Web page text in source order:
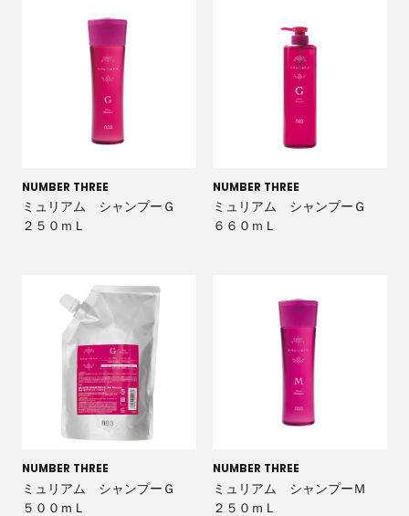
NUMBER THREE
ミュリアム シャンプーＧ
２５０ｍＬ
NUMBER THREE
ミュリアム シャンプーＧ
６６０ｍＬ
NUMBER THREE
ミュリアム シャンプーＧ
５００ｍＬ
NUMBER THREE
ミュリアム シャンプーＭ
２５０ｍＬ